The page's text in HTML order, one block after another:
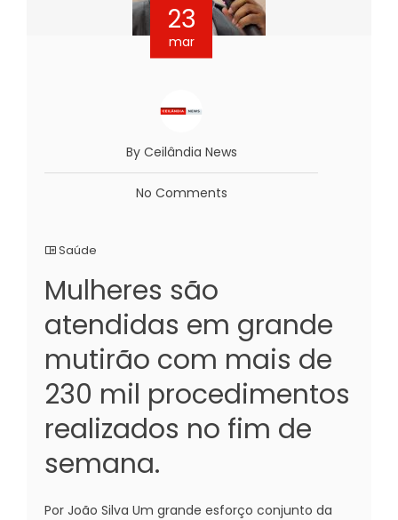
23
mar
By Ceilândia News
No Comments
Saúde
Mulheres são
atendidas em grande
mutirão com mais de
230 mil procedimentos
realizados no fim de
semana.
Por João Silva Um grande esforço conjunto da